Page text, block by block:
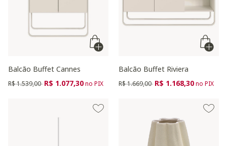
Balcão Buffet Cannes
Preço reduzido de
R$ 1.539,00 para
R$ 1.077,30no PIX
Balcão Buffet Riviera
Preço reduzido de
R$ 1.669,00 para
R$ 1.168,30no PIX